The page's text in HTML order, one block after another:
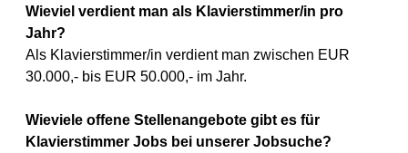
Wieviel verdient man als Klavierstimmer/in pro
Jahr?
Als Klavierstimmer/in verdient man zwischen EUR
30.000,- bis EUR 50.000,- im Jahr.
Wieviele offene Stellenangebote gibt es für
Klavierstimmer Jobs bei unserer Jobsuche?